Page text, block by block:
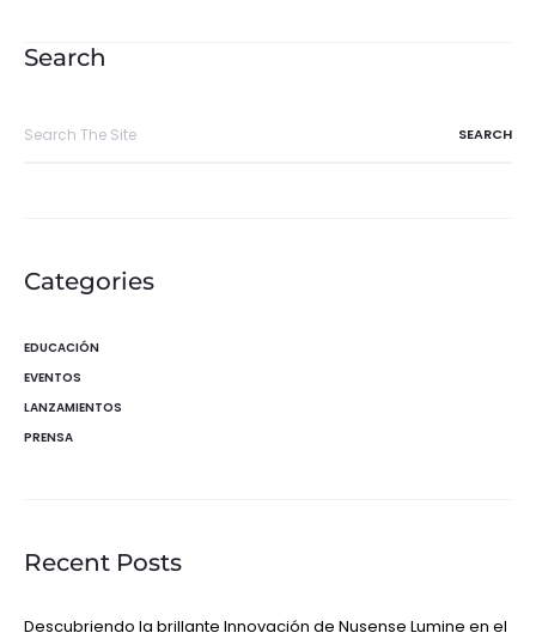
entradas
Search
Categories
EDUCACIÓN
EVENTOS
LANZAMIENTOS
PRENSA
Recent Posts
Descubriendo la brillante Innovación de Nusense Lumine en el